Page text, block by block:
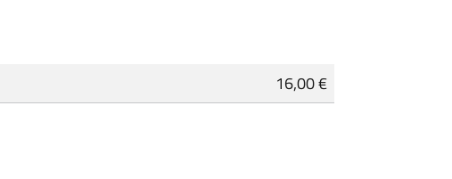
16,00 €